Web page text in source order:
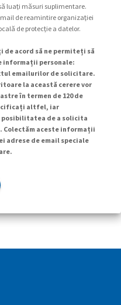
luați măsuri suplimentare.
de reamintire organizației
de protecție a datelor.
acord să ne permiteți să
informații personale:
emailurilor de solicitare.
la această cerere vor
în termen de 120 de
altfel, iar
de a solicita
Colectăm aceste informații
adrese de email speciale